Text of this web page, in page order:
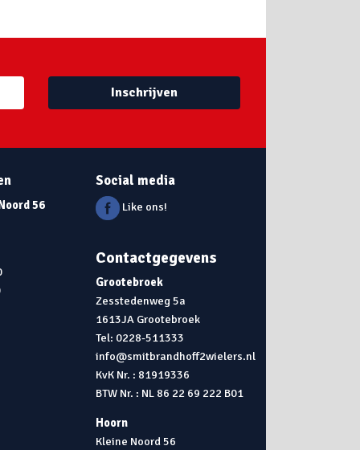
Inschrijven
56
Social media
Like ons!
Contactgegevens
Grootebroek
Zesstedenweg 5a
1613JA Grootebroek
Tel: 0228-511333
info@smitbrandhoff2wielers.nl
KvK Nr. : 81919336
BTW Nr. : NL 86 22 69 222 B01
Hoorn
Kleine Noord 56